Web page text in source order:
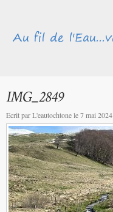
Ecrit par L'eautochtone le 7 mai 2024